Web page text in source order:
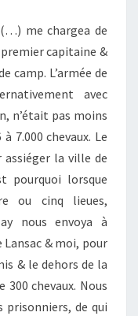
me chargea de
capitaine &
camp. L’armée de
avec
n’était pas moins
7.000 chevaux. Le
assiéger la ville de
pourquoi lorsque
ou cinq lieues,
nous envoya à
& moi, pour
& le dehors de la
chevaux. Nous
prisonniers, de qui